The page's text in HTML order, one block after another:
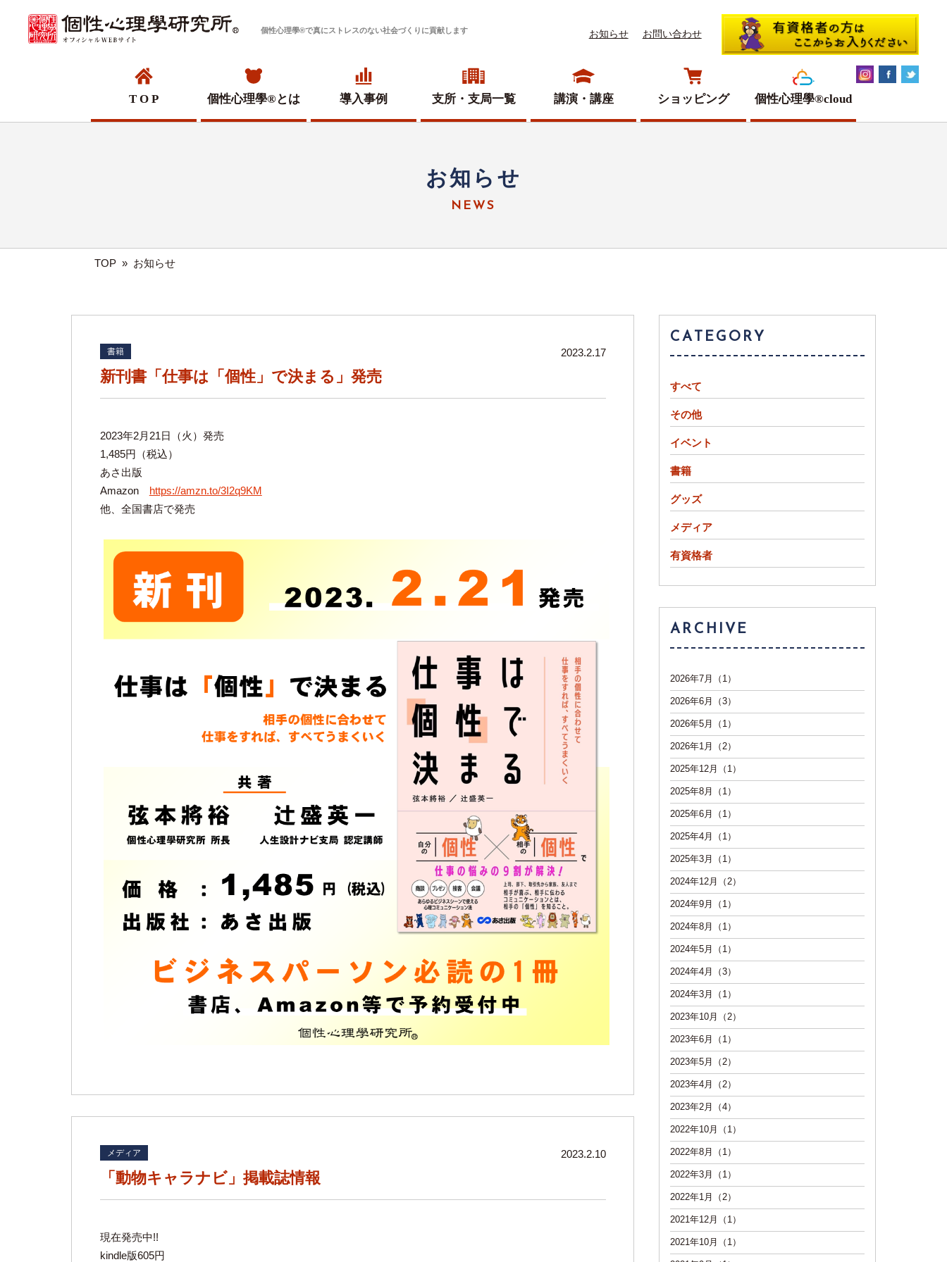
個性心理學®で真にストレスのない社会づくりに貢献します お知らせ お問い合わせ
T O P 個性心理學®とは 導入事例 支所・ 支局一覧 講演・講座 ショッピング 個性心理學®cloud
お知らせ
NEWS
TOP » お知らせ
書籍 2023.2.17
新刊書「仕事は「個性」で決まる」発売
2023年2月21日（火）発売
1,485円（税込）
あさ出版
Amazon
https://amzn.to/3I2q9KM
他、全国書店で発売
メディア 2023.2.10
「動物キャラナビ」掲載誌情報
現在発売中!!
kindle版605円
CATEGORY
すべて
その他
イベント
書籍
グッズ
メディア
有資格者
ARCHIVE
2026年7月（1）
2026年6月（3）
2026年5月（1）
2026年1月（2）
2025年12月（1）
2025年8月（1）
2025年6月（1）
2025年4月（1）
2025年3月（1）
2024年12月（2）
2024年9月（1）
2024年8月（1）
2024年5月（1）
2024年4月（3）
2024年3月（1）
2023年10月（2）
2023年6月（1）
2023年5月（2）
2023年4月（2）
2023年2月（4）
2022年10月（1）
2022年8月（1）
2022年3月（1）
2022年1月（2）
2021年12月（1）
2021年10月（1）